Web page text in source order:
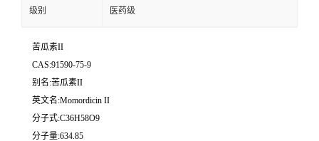
级别 医药级
苦瓜素II
CAS:91590-75-9
别名:苦瓜素II
英文名:Momordicin II
分子式:C36H58O9
分子量:634.85